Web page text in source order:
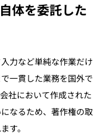
体を委託した
力など単純な作業だけ
一貫した業務を国外で
社において作成された
なるため、著作権の取
す。